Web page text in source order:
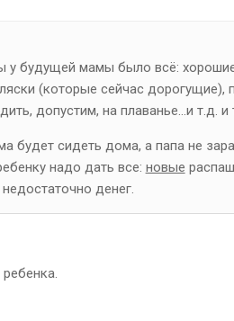
у будущей мамы было всё:
(которые сейчас дорогущие),
допустим, на плаванье...и т.д. и
будет сидеть дома, а папа не
надо дать все: новые
денег.